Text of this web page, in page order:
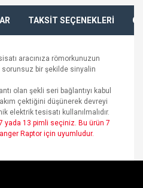
TAKSİT SEÇENEKLERİ
aracınıza römorkunuzun
sorunsuz bir şekilde sinyalin
olan şekli seri bağlantıyı kabul
çektiğini düşünerek devreyi
elektrik tesisatı kullanılmalıdır.
yada 13 pimli seçiniz. Bu ürün 7
Raptor için uyumludur.